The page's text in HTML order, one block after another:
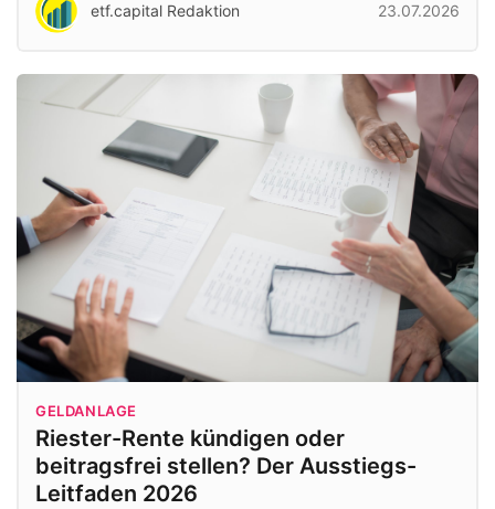
etf.capital Redaktion 23.07.2026
GELDANLAGE
Riester-Rente kündigen oder
beitragsfrei stellen? Der Ausstiegs-
Leitfaden 2026